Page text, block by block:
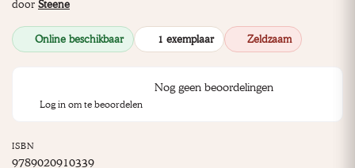
door Steene
Online beschikbaar 1 exemplaar Zeldzaam
Nog geen beoordelingen
Log in om te beoordelen
ISBN
9789020910339